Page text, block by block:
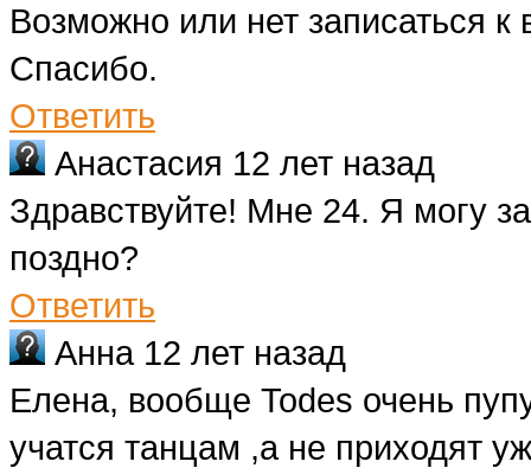
Возможно или нет записаться
Спасибо.
Ответить
Анастасия 12 лет назад
Здравствуйте! Мне 24. Я могу
поздно?
Ответить
Анна 12 лет назад
Елена, вообще Todes очень
учатся танцам ,а не приходят